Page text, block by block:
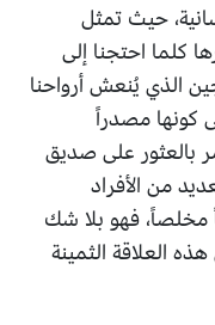
حيث تمثل
كلما احتجنا إلى
الذي يُنعش أرواحنا
كونها مصدراً
بالعثور على صديق
من الأفراد
مخلصاً، فهو بلا شك
العلاقة الثمينة